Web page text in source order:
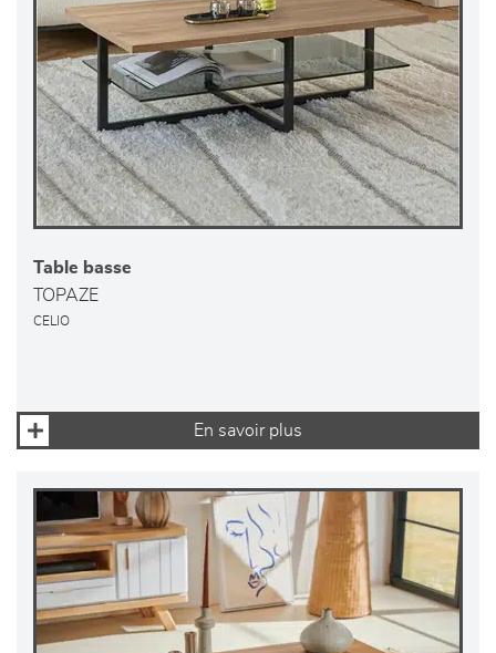
Table basse
TOPAZE
CELIO
En savoir plus